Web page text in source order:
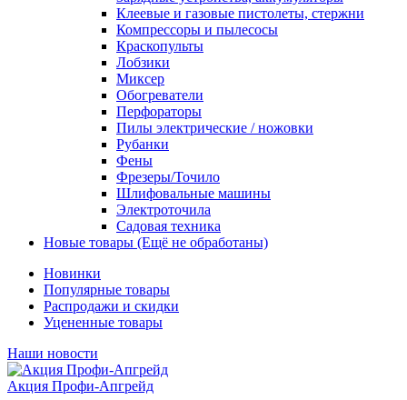
Клеевые и газовые пистолеты, стержни
Компрессоры и пылесосы
Краскопульты
Лобзики
Миксер
Обогреватели
Перфораторы
Пилы электрические / ножовки
Рубанки
Фены
Фрезеры/Точило
Шлифовальные машины
Электроточила
Садовая техника
Новые товары (Ещё не обработаны)
Новинки
Популярные товары
Распродажи и скидки
Уцененные товары
Наши новости
Акция Профи-Апгрейд